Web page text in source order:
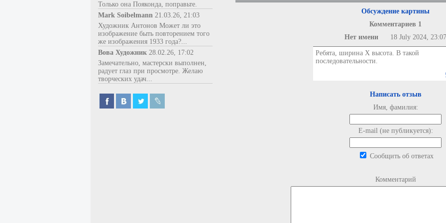
Только она Пояконда, поправьте.
Mark Soibelmann 21.03.26, 21:03
Художник Антонов Может ли это
изображение быть повторением того
же изображения 1933 года?...
Вова Художник 28.02.26, 17:02
Замечательно, мастерски выполнен,
радует глаз при просмотре. Желаю
творческих удач...
Обсуждение картины
Комментариев 1
Нет имени
18 July 2024, 23:07
Ребята, ширина Х высота. В такой
последовательности.
Написать отзыв
Имя, фамилия:
E-mail (не публикуется):
Сообщить об ответах
Комментарий